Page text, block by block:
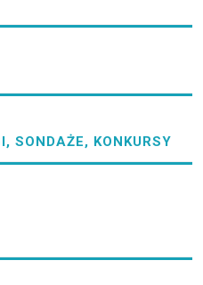
SONDAŻE, KONKURSY